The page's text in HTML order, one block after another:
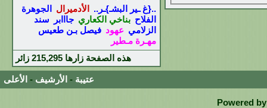
..{غ ـير البشـ}ـر..
الأدميرال
الجوهرة
الفلاح بناخي الكعاري جااابر
سند
الزلامي عهود فيصل بـن طعيس
مهـرة مـطير
هذه الصفحة زارها 215,295 زائر
عتيبة - الأرشيف - الأعلى
Powered